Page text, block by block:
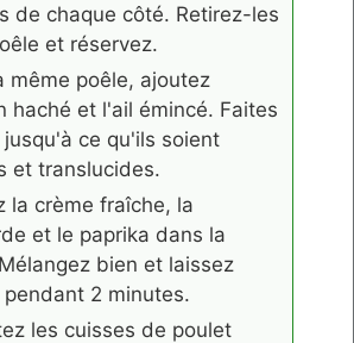
de chaque côté. Retirez-les
et réservez.
même poêle, ajoutez
haché et l'ail émincé. Faites
jusqu'à ce qu'ils soient
et translucides.
la crème fraîche, la
et le paprika dans la
bien et laissez
pendant 2 minutes.
les cuisses de poulet